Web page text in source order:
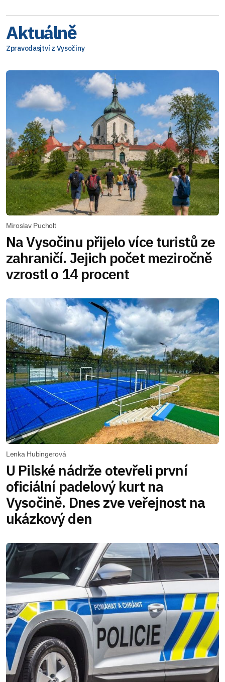
Aktuálně
Zpravodasjtví z Vysočiny
Miroslav Pucholt
Na Vysočinu přijelo více turistů ze
zahraničí. Jejich počet meziročně
vzrostl o 14 procent
Lenka Hubingerová
U Pilské nádrže otevřeli první
oficiální padelový kurt na
Vysočině. Dnes zve veřejnost na
ukázkový den